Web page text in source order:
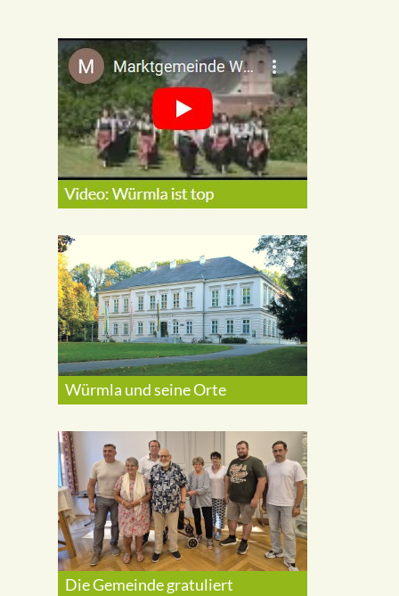
Würmla und seine Orte
Die Gemeinde gratuliert